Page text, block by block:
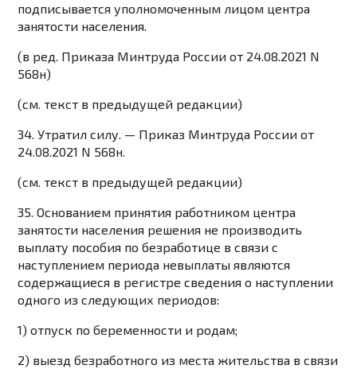
подписывается уполномоченным лицом центра
занятости населения.
(в ред. Приказа Минтруда России от 24.08.2021 N
568н)
(см. текст в предыдущей редакции)
34. Утратил силу. — Приказ Минтруда России от
24.08.2021 N 568н.
(см. текст в предыдущей редакции)
35. Основанием принятия работником центра
занятости населения решения не производить
выплату пособия по безработице в связи с
наступлением периода невыплаты являются
содержащиеся в регистре сведения о наступлении
одного из следующих периодов:
1) отпуск по беременности и родам;
2) выезд безработного из места жительства в связи